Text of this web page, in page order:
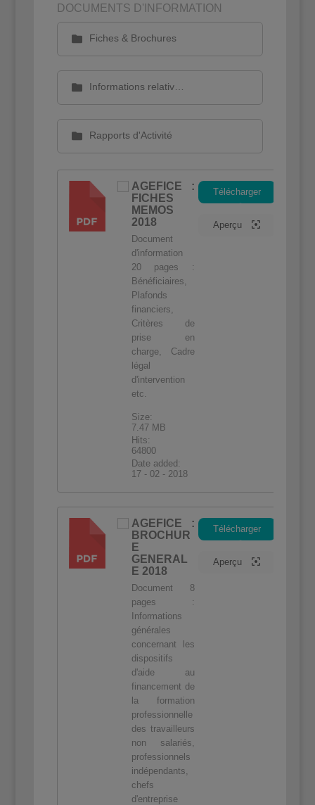
DOCUMENTS D'INFORMATION
Fiches & Brochures
Informations relatives aux Contrôles
Rapports d'Activité
AGEFICE :
FICHES
MEMOS
2018
Document
d'information
20 pages :
Bénéficiaires,
Plafonds
financiers,
Critères de
prise en
charge, Cadre
légal
d'intervention
etc.
Size:
7.47 MB
Hits:
64800
Date added:
17 - 02 - 2018
Télécharger
Aperçu
AGEFICE :
BROCHUR
E
GENERAL
E 2018
Document 8
pages :
Informations
générales
concernant les
dispositifs
d'aide au
financement de
la formation
professionnelle
des travailleurs
non salariés,
professionnels
indépendants,
chefs
d'entreprise
Télécharger
Aperçu